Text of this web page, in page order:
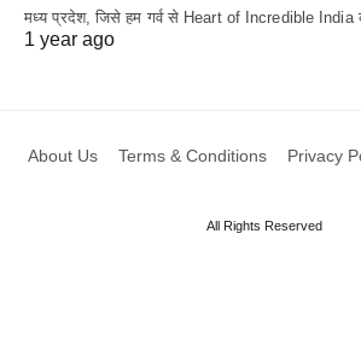
मध्य प्रदेश, जिसे हम गर्व से Heart of Incredible
1 year ago
About Us Terms & Conditions Privacy
All Rights Reserved